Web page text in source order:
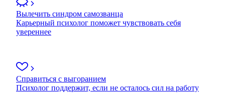
Вылечить синдром самозванца
Карьерный психолог поможет чувствовать себя
увереннее
Справиться с выгоранием
Психолог поддержит, если не осталось сил на работу